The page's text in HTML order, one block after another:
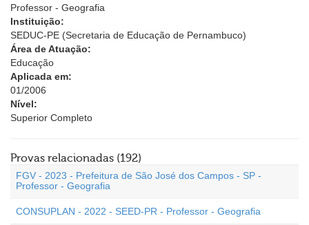
Professor - Geografia
Instituição:
SEDUC-PE (Secretaria de Educação de Pernambuco)
Área de Atuação:
Educação
Aplicada em:
01/2006
Nível:
Superior Completo
Provas relacionadas (192)
FGV - 2023 - Prefeitura de São José dos Campos - SP -
Professor - Geografia
CONSUPLAN - 2022 - SEED-PR - Professor - Geografia